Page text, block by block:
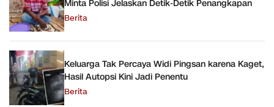
Minta Polisi Jelaskan Detik-Detik Penangkapan
Berita
Keluarga Tak Percaya Widi Pingsan karena Kaget,
Hasil Autopsi Kini Jadi Penentu
Berita